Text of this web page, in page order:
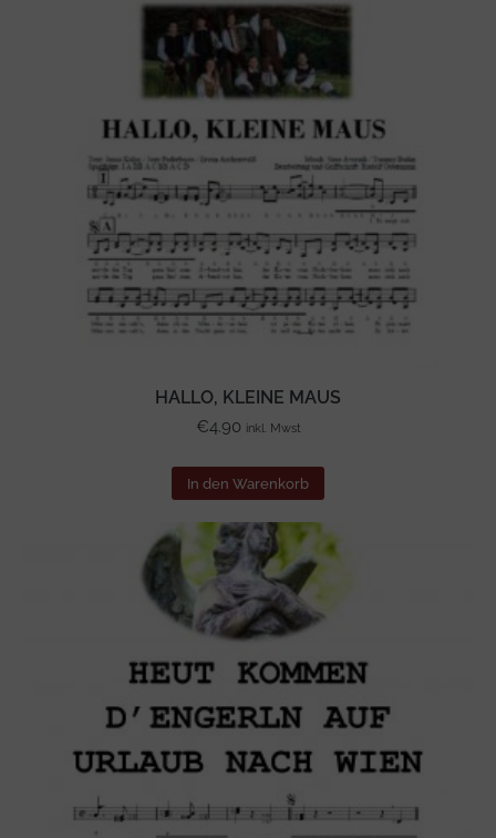
HALLO, KLEINE MAUS
€4.90 inkl. Mwst
In den Warenkorb